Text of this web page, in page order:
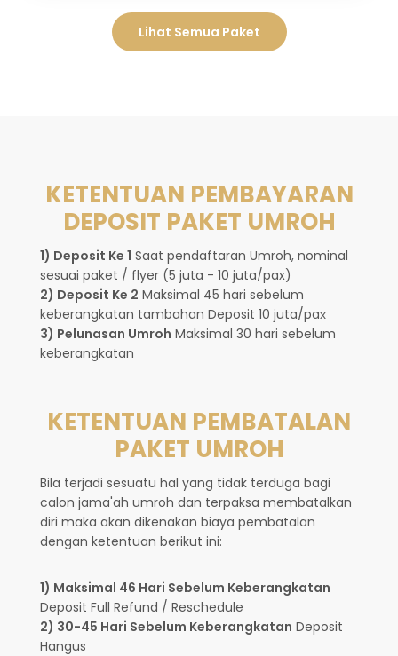
Lihat Semua Paket
KETENTUAN PEMBAYARAN
DEPOSIT PAKET UMROH
1) Deposit Ke 1 Saat pendaftaran Umroh, nominal
sesuai paket / flyer (5 juta - 10 juta/pax)
2) Deposit Ke 2 Maksimal 45 hari sebelum
keberangkatan tambahan Deposit 10 juta/paх
3) Pelunasan Umroh Maksimal 30 hari sebelum
keberangkatan
KETENTUAN PEMBATALAN
PAKET UMROH
Bila terjadi sesuatu hal yang tidak terduga bagi
calon jama'ah umroh dan terpaksa membatalkan
diri maka akan dikenakan biaya pembatalan
dengan ketentuan berikut ini:
1) Maksimal 46 Hari Sebelum Keberangkatan
Deposit Full Refund / Reschedule
2) 30-45 Hari Sebelum Keberangkatan Deposit
Hangus